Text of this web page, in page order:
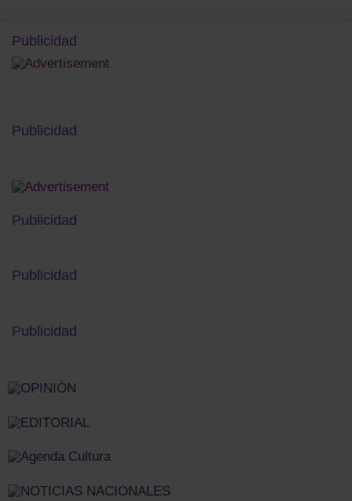
Publicidad
Publicidad
Publicidad
Publicidad
Publicidad